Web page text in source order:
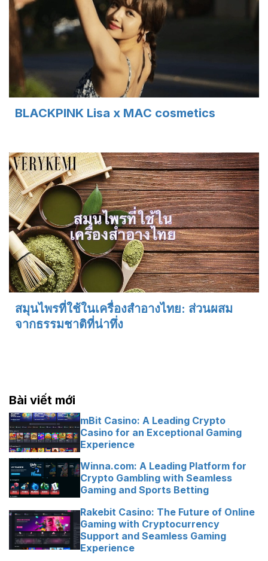
BLACKPINK Lisa x MAC cosmetics
สมุนไพรที่ใช้ในเครื่องสำอางไทย: ส่วนผสม
จากธรรมชาติที่น่าทึ่ง
Bài viết mới
mBit Casino: A Leading Crypto
Casino for an Exceptional Gaming
Experience
Winna.com: A Leading Platform for
Crypto Gambling with Seamless
Gaming and Sports Betting
Rakebit Casino: The Future of Online
Gaming with Cryptocurrency
Support and Seamless Gaming
Experience